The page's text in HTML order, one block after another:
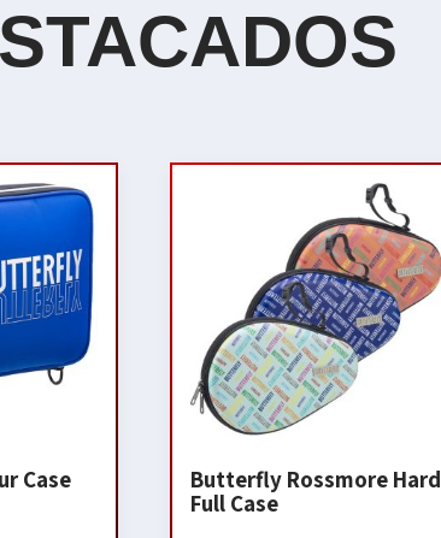
Case
Butterfly Rossmore Hard
Full Case